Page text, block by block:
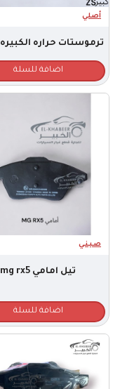
أصلي
ترموستات حراره الكبيره MGZS
اضافة للسلة
صـيـنـي
تيل امامي mg rx5
اضافة للسلة